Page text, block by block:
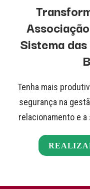
Sistema
Tenha mais
segurança na
relacionamento e